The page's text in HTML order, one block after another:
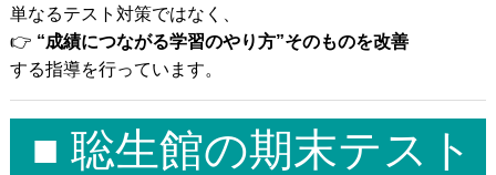
単なるテスト対策ではなく、
👉 “成績につながる学習のやり方”そのものを改善
する指導を行っています。
■ 聡生館の期末テスト